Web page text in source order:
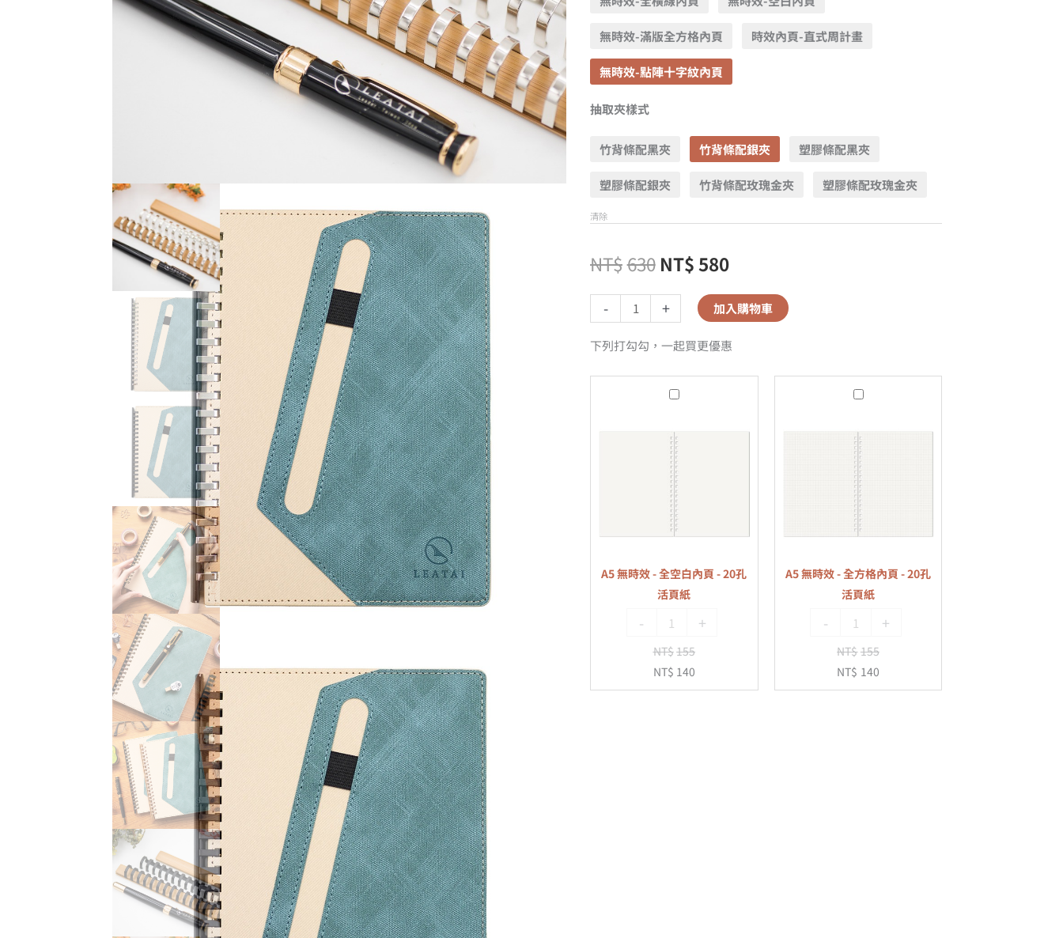
無時效-滿版全方格內頁 時效內頁-直式周計畫
無時效-點陣十字紋內頁
抽取夾樣式
竹背條配黑夾 竹背條配銀夾 塑膠條配黑夾
塑膠條配銀夾 竹背條配玫瑰金夾 塑膠條配玫瑰金夾
清除
NT$630 NT$ 580
- + 加入購物車
下列打勾勾，一起買更優惠
A5
時
效
-
全
空
白
頁
-
20
活
頁
A5 無時效 - 全空白內頁 - 20孔
活頁紙
- +
NT$155
NT$ 140
A5
時
效
-
全
方
格
頁
-
20
活
頁
A5 無時效 - 全方格內頁 - 20孔
活頁紙
- +
NT$155
NT$ 140